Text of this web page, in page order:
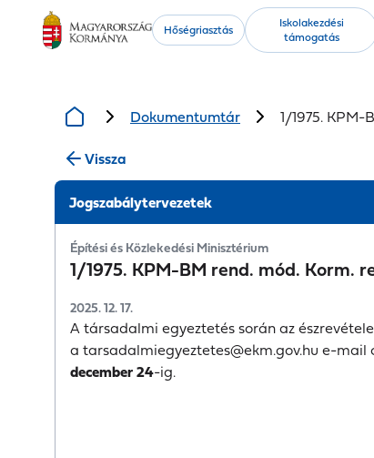
Kiemelt
tartalmak
Hőségriasztás
Iskolakezdési
támogatás
Dokumentumtár
1/1975.
Vissza
Jogszabálytervezetek
Építési és Közlekedési Minisztérium
1/1975. KPM-BM rend. mód. Korm.
2025. 12. 17.
A társadalmi egyeztetés során az
a tarsadalmiegyeztetes@ekm.gov.hu e-mail
december 24-ig.